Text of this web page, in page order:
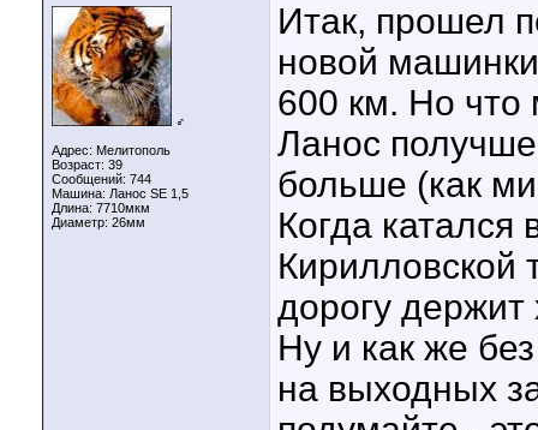
♂
Адрес: Мелитополь
Возраст: 39
Сообщений: 744
Машина: Ланос SE 1,5
Длина: 7710мкм
Диаметр: 26мм
Итак, прошел
новой
600 км. Но что
Ланос
больше (как
Когда катался
Кирилловской
дорогу
Ну и как же
на выходных